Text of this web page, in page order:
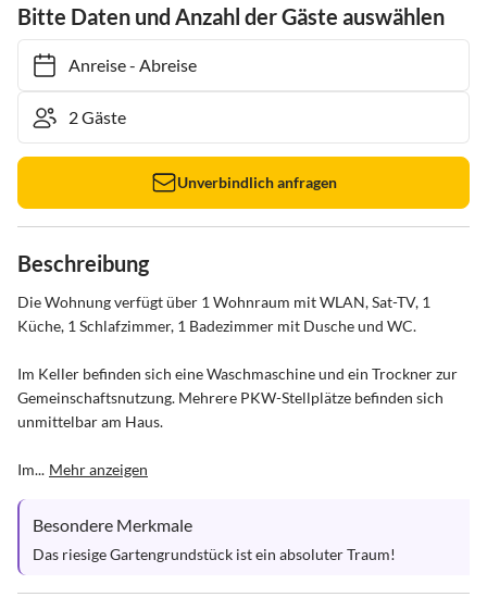
Bitte Daten und Anzahl der Gäste auswählen
Anreise- Abreise
Unverbindlich anfragen
Beschreibung
Die Wohnung verfügt über 1 Wohnraum mit WLAN, Sat-TV, 1
Küche, 1 Schlafzimmer, 1 Badezimmer mit Dusche und WC.
Im Keller befinden sich eine Waschmaschine und ein Trockner zur
Gemeinschaftsnutzung. Mehrere PKW-Stellplätze befinden sich
unmittelbar am Haus.
Im... Mehr anzeigen
Besondere Merkmale
Das riesige Gartengrundstück ist ein absoluter Traum!